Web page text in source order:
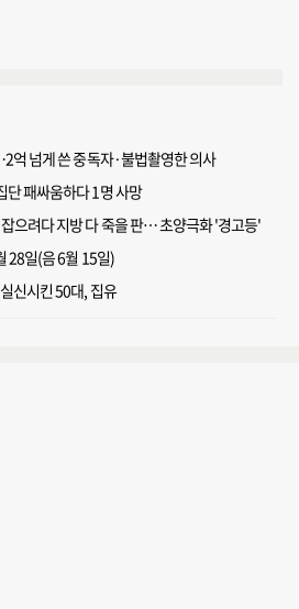
억 넘게 쓴 중독자·불법촬영한 의사
단 패싸움하다 1명 사망
으려다 지방 다 죽을 판… 초양극화 '경고등'
28일(음 6월 15일)
신시킨 50대, 집유